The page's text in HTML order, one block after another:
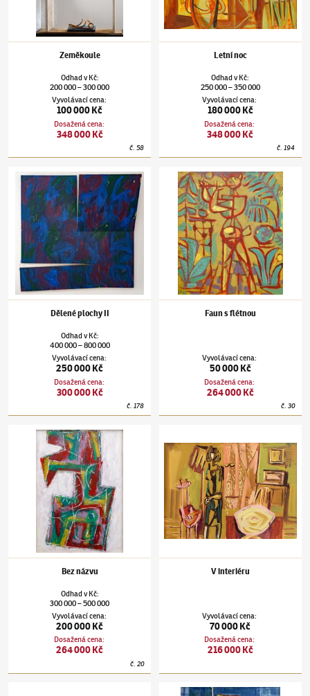
Zeměkoule
Odhadv Kč:
200 000–300 000
Vyvolávací cena:
100 000 Kč
Dosažená cena:
348 000 Kč
č.58
Letní noc
OdhadvKč:
250 000–350 000
Vyvolávací cena:
180 000 Kč
Dosažená cena:
348 000 Kč
č.194
Jan Kotík(1916–2002)Dělené plochy II
Dělené plochy II
Odhadv Kč:
400 000–800 000
Vyvolávací cena:
250 000 Kč
Dosažená cena:
300 000 Kč
č.178
Jan Kotík(1916–2002)Faun s flétnou
Faun s flétnou
Vyvolávací cena:
50 000 Kč
Dosažená cena:
264 000 Kč
č.30
Jan Kotík(1916–2002)Bez názvu
Bez názvu
Odhadv Kč:
300 000–500 000
Vyvolávací cena:
200 000 Kč
Dosažená cena:
264 000 Kč
č.20
V interiéru
Vyvolávací cena:
70 000 Kč
Dosažená cena:
216 000 Kč
Jan Kotík(1916–2002)V lázních